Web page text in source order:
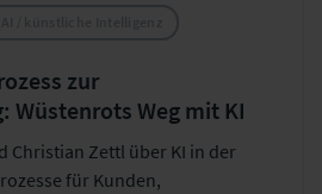
zur
Wüstenrots Weg mit KI
Christian Zettl über KI in der
für Kunden,